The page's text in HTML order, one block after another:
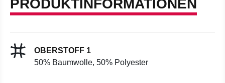
PRODUKTINFORMATIONEN
OBERSTOFF 1
50% Baumwolle, 50% Polyester